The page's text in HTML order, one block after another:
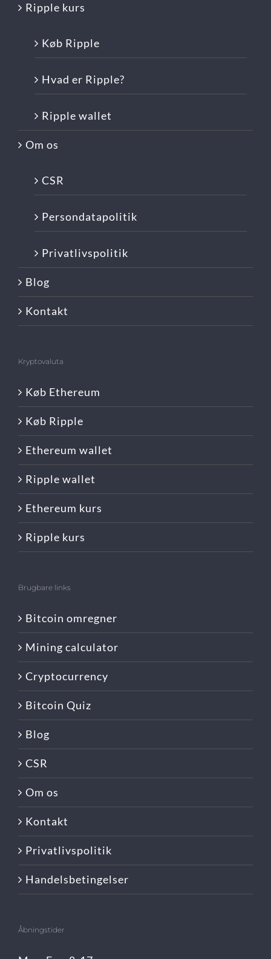
Ripple kurs
Køb Ripple
Hvad er Ripple?
Ripple wallet
Om os
CSR
Persondatapolitik
Privatlivspolitik
Blog
Kontakt
Kryptovaluta
Køb Ethereum
Køb Ripple
Ethereum wallet
Ripple wallet
Ethereum kurs
Ripple kurs
Brugbare links
Bitcoin omregner
Mining calculator
Cryptocurrency
Bitcoin Quiz
Blog
CSR
Om os
Kontakt
Privatlivspolitik
Handelsbetingelser
Åbningstider